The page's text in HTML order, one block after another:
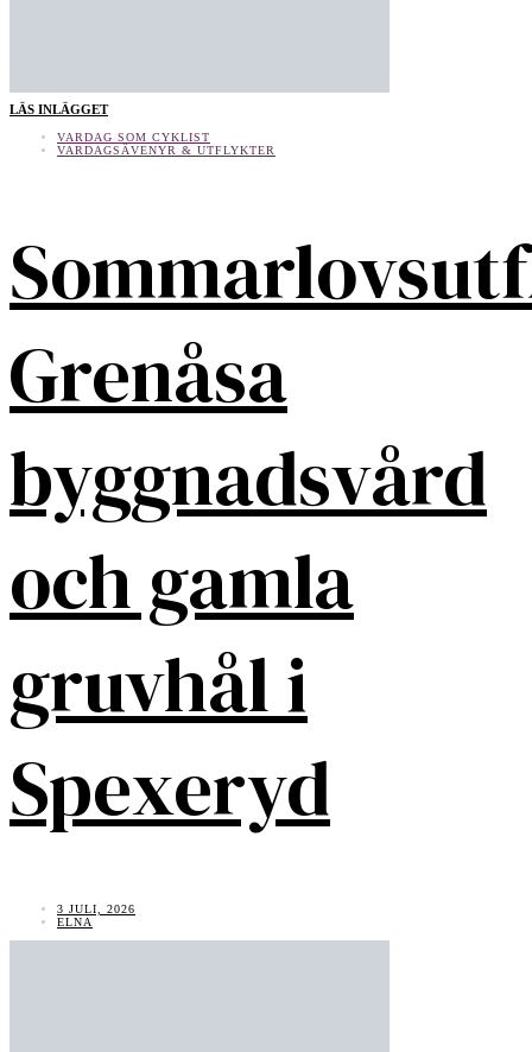
LÄS INLÄGGET
VARDAG SOM CYKLIST
VARDAGSÄVENYR & UTFLYKTER
Grenåsa
byggnadsvård
och gamla
gruvhål i
Spexeryd
3 JULI, 2026
ELNA